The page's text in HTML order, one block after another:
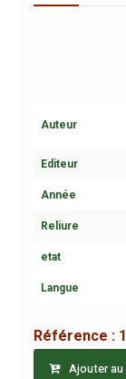
Auteur
Editeur
Année
Reliure
etat
Langue
Référence :
Ajouter au